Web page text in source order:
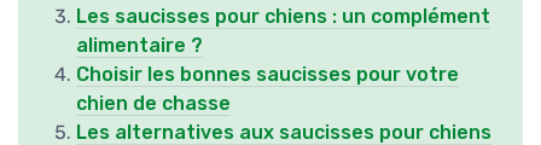
Les saucisses pour chiens : un complément
alimentaire ?
Choisir les bonnes saucisses pour votre
chien de chasse
Les alternatives aux saucisses pour chiens